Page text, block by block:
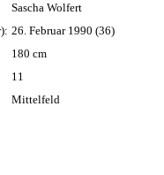
Sascha Wolfert
26. Februar 1990 (36)
180 cm
11
Mittelfeld